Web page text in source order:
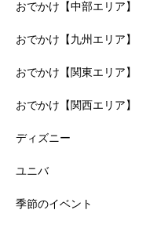
おでかけ【中部エリア】
おでかけ【九州エリア】
おでかけ【関東エリア】
おでかけ【関西エリア】
ディズニー
ユニバ
季節のイベント